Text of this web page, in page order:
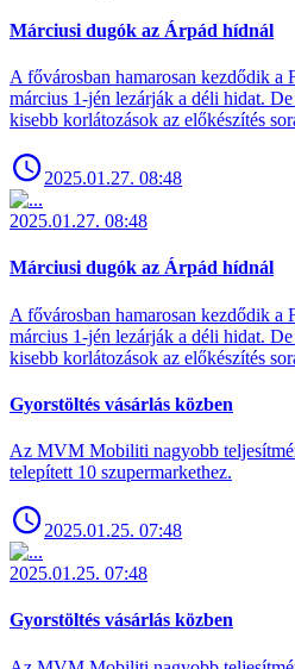
Márciusi dugók az Árpád hídnál
A fővárosban hamarosan kezdődik
március 1-jén lezárják a déli hidat.
kisebb korlátozások az előkészítés
2025.01.27. 08:48
2025.01.27. 08:48
Márciusi dugók az Árpád hídnál
A fővárosban hamarosan kezdődik
március 1-jén lezárják a déli hidat.
kisebb korlátozások az előkészítés
Gyorstöltés vásárlás közben
Az MVM Mobiliti nagyobb
telepített 10 szupermarkethez.
2025.01.25. 07:48
2025.01.25. 07:48
Gyorstöltés vásárlás közben